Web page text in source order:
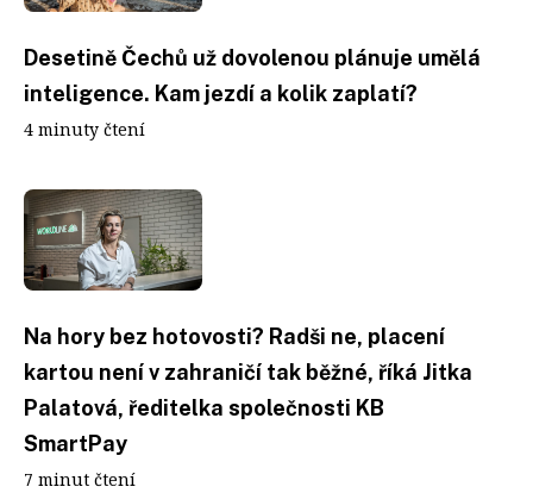
Desetině Čechů už dovolenou plánuje umělá
inteligence. Kam jezdí a kolik zaplatí?
4 minuty čtení
Na hory bez hotovosti? Radši ne, placení
kartou není v zahraničí tak běžné, říká Jitka
Palatová, ředitelka společnosti KB
SmartPay
7 minut čtení